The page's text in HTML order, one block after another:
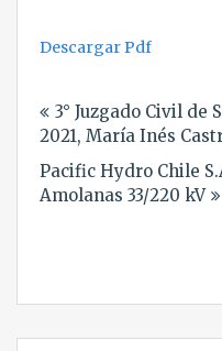
Descargar Pdf
de
entradas
3° Juzgado Civil de
2021, María Inés
Pacific Hydro Chile
Amolanas 33/220 kV